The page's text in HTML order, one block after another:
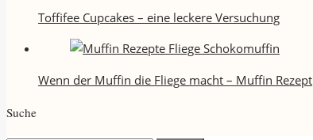
Toffifee Cupcakes – eine leckere Versuchung
Wenn der Muffin die Fliege macht – Muffin Rezept
Suche